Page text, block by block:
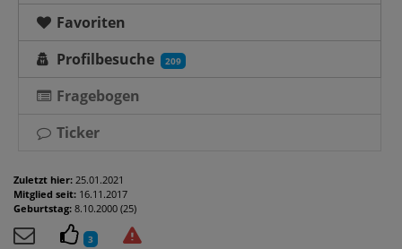
Favoriten
Profilbesuche
209
Fragebogen
Ticker
Zuletzt hier: 25.01.2021
Mitglied seit: 16.11.2017
Geburtstag: 8.10.2000 (25)
3